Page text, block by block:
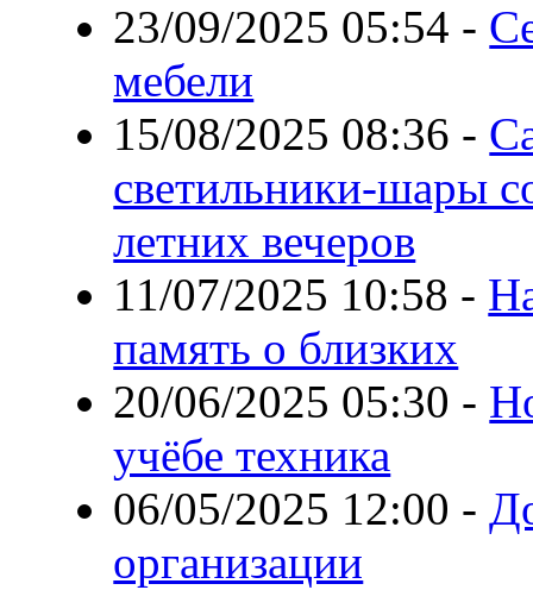
23/09/2025 05:54 -
мебели
15/08/2025 08:36 -
светильники-шары
летних вечеров
11/07/2025 10:58 -
память о близких
20/06/2025 05:30 -
учёбе техника
06/05/2025 12:00 -
организации